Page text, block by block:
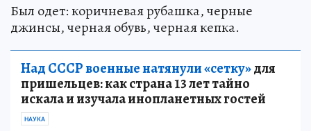
Был одет: коричневая рубашка, черные
джинсы, черная обувь, черная кепка.
Над СССР военные натянули «сетку»для
пришельцев: как страна 13 лет тайно
искала и изучала инопланетных гостей
НАУКА